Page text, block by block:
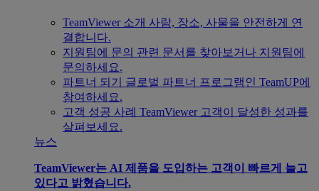
TeamViewer 소개 사람, 장소, 사물을 안전하게 연
결합니다.
지원팀에 문의 관련 문서를 찾아보거나 지원팀에
문의하세요.
파트너 되기
글로벌 파트너 프로그램인 TeamUP에
참여하세요.
고객 성공 사례 TeamViewer 고객이 달성한 성과를
살펴보세요.
뉴스
TeamViewer는 AI 제품을 도입하는 고객이 빠르게 늘고
있다고 밝혔습니다.